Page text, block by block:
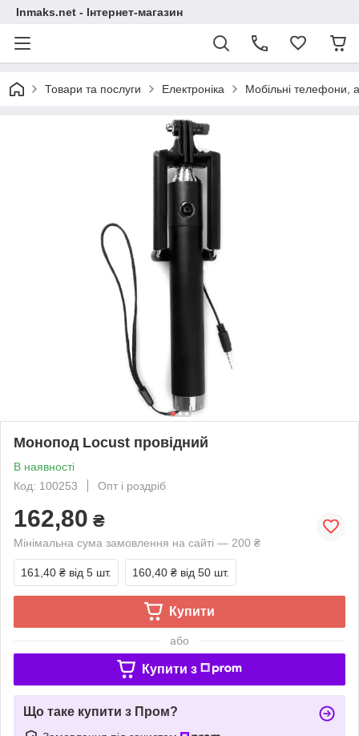
Inmaks.net - Інтернет-магазин
Товари та послуги Електроніка Мобільні телефони,
Монопод Locust провідний
В наявності
Код: 100253
Опт і роздріб
162,80 ₴
Мінімальна сума замовлення на сайті — 200 ₴
161,40 ₴ від 5 шт. 160,40 ₴ від 50 шт.
Купити
або
Купити з
Що таке купити з Пром?